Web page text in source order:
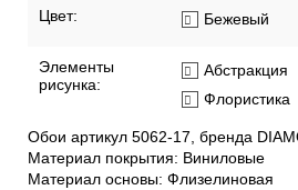
Цвет: Бежевый
Элементы
рисунка:
Абстракция
Флористика
Обои артикул 5062-17, бренда
Материал покрытия: Виниловые
Материал основы: Флизелиновая